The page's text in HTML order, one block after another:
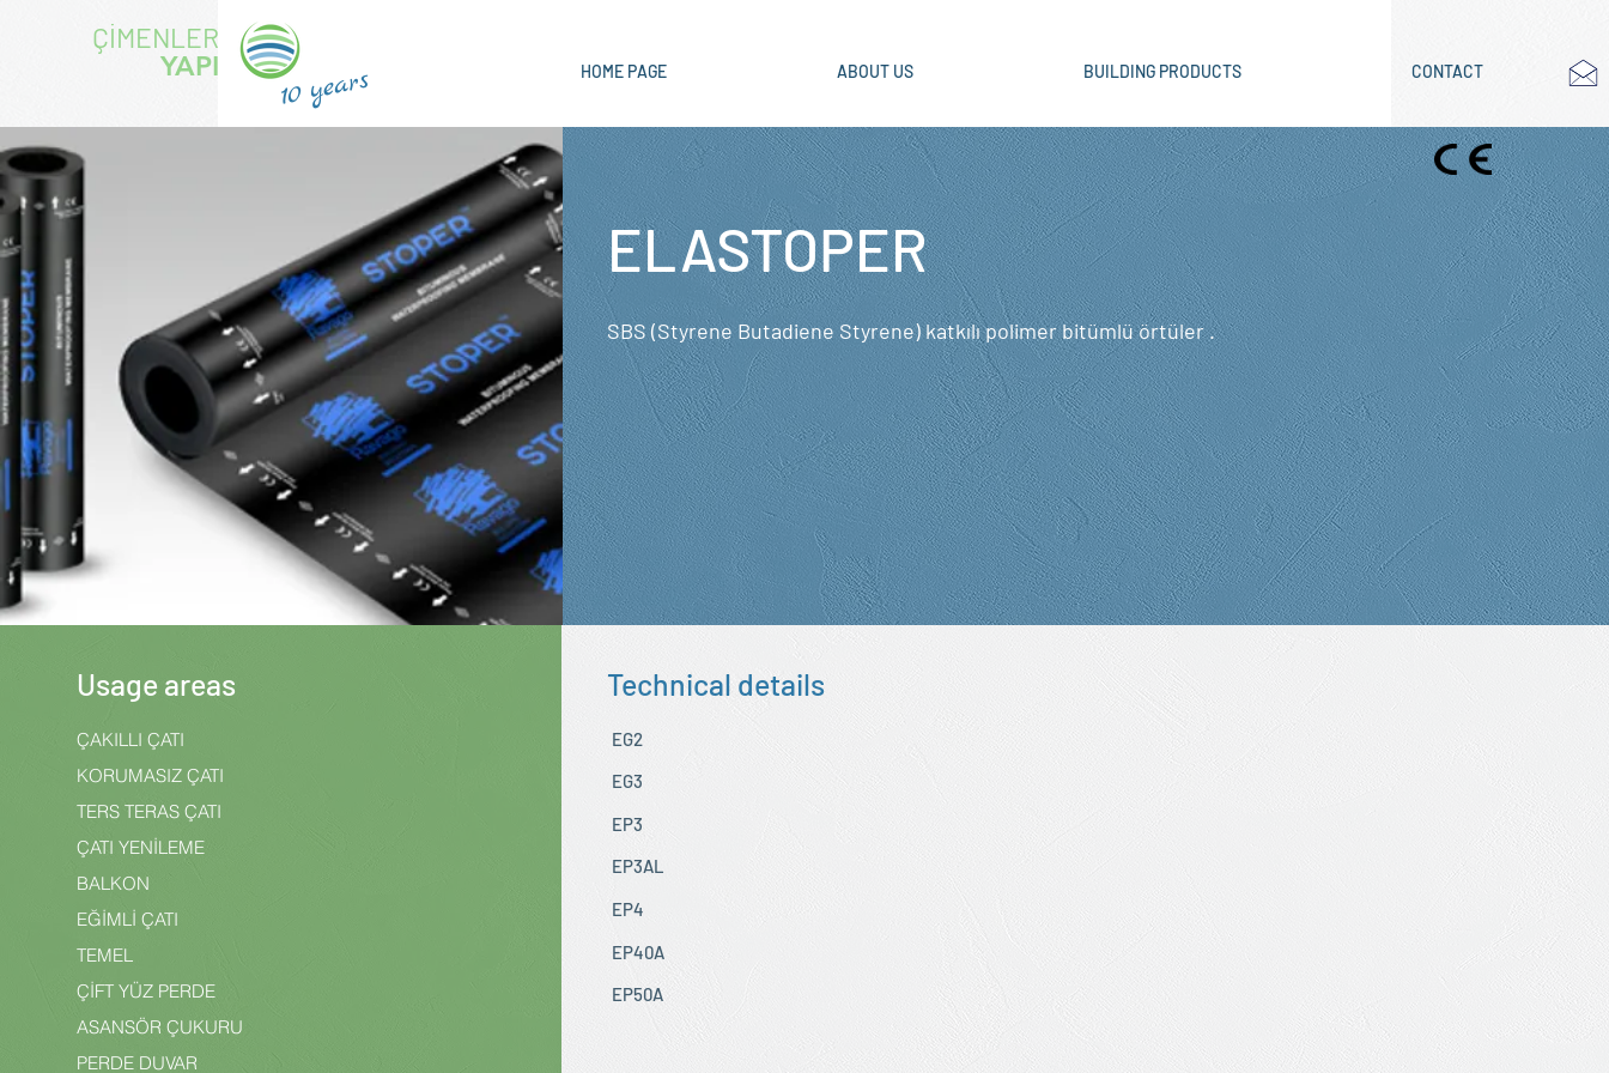
ÇİMENLER
YAPI
10 years HOME PAGE ABOUT US BUILDING PRODUCTS CONTACT
ELASTOPER
SBS (Styrene Butadiene Styrene) katkılı polimer bitümlü örtüler .
Usage areas
ÇAKILLI ÇATI
KORUMASIZ ÇATI
TERS TERAS ÇATI
ÇATI YENİLEME
BALKON
EĞİMLİ ÇATI
TEMEL
ÇİFT YÜZ PERDE
ASANSÖR ÇUKURU
PERDE DUVAR
Technical details
EG2
EG3
EP3
EP3AL
EP4
EP40A
EP50A